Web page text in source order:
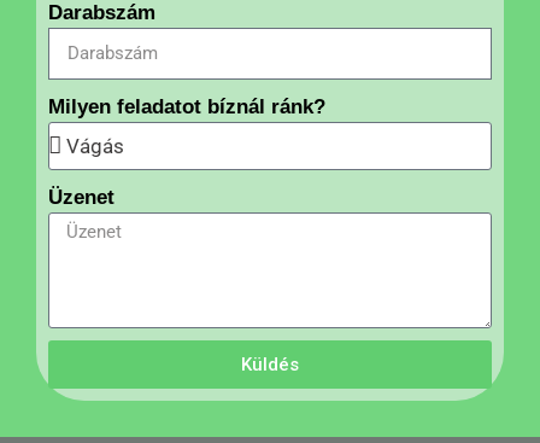
Darabszám
Milyen feladatot bíznál ránk?
Üzenet
Küldés